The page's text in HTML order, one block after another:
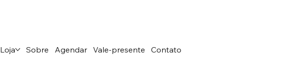
Loja Sobre Agendar Vale-presente Contato